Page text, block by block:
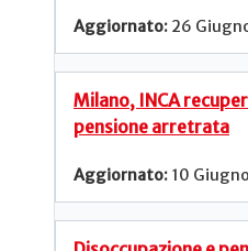
26
Milano, INCA
pensione arretrata
10